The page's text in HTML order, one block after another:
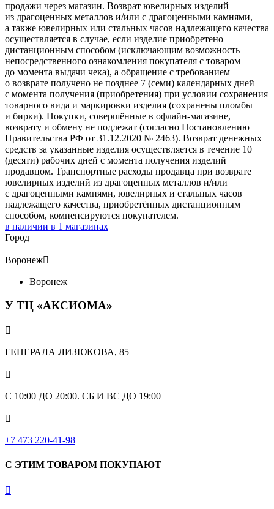
продажи через магазин. Возврат ювелирных изделий
из драгоценных металлов и/или с драгоценными камнями,
а также ювелирных или стальных часов надлежащего качества
осуществляется в случае, если изделие приобретено
дистанционным способом (исключающим возможность
непосредственного ознакомления покупателя с товаром
до момента выдачи чека), а обращение с требованием
о возврате получено не позднее 7 (семи) календарных дней
с момента получения (приобретения) при условии сохранения
товарного вида и маркировки изделия (сохранены пломбы
и бирки). Покупки, совершённые в офлайн-магазине,
возврату и обмену не подлежат (согласно Постановлению
Правительства РФ от 31.12.2020 № 2463). Возврат денежных
средств за указанные изделия осуществляется в течение 10
(десяти) рабочих дней с момента получения изделий
продавцом. Транспортные расходы продавца при возврате
ювелирных изделий из драгоценных металлов и/или
с драгоценными камнями, ювелирных и стальных часов
надлежащего качества, приобретённых дистанционным
способом, компенсируются покупателем.
в наличии в 1 магазинах
Город
Воронеж
Воронеж
У ТЦ «АКСИОМА»

ГЕНЕРАЛА ЛИЗЮКОВА, 85

С 10:00 ДО 20:00. СБ И ВС ДО 19:00

+7 473 220-41-98
С ЭТИМ ТОВАРОМ ПОКУПАЮТ
